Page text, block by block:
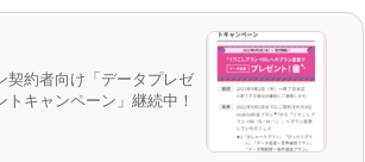
契約者向け「データプレゼ
トキャンペーン」継続中！